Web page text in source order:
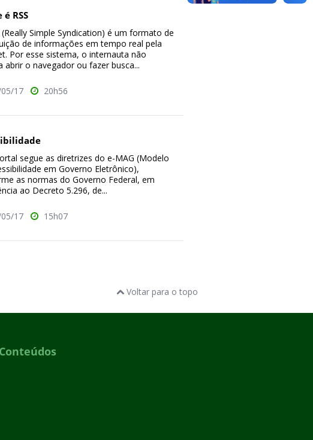
RSS
(Really Simple Syndication) é um formato de
de informações em tempo real pela
Por esse sistema, o internauta não
abrir o navegador ou fazer busca...
17 20h56
segue as diretrizes do e-MAG (Modelo
em Governo Eletrônico),
as normas do Governo Federal, em
ao Decreto 5.296, de...
17 15h07
Voltar para o topo